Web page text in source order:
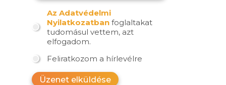
Az Adatvédelmi
Nyilatkozatban foglaltakat
tudomásul vettem, azt
elfogadom.
Feliratkozom a hírlevélre
Üzenet elküldése